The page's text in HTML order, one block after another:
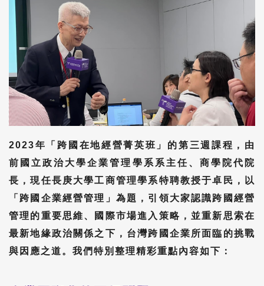
2023年「跨國在地經營菁英班」的第三週課程，由
前國立政治大學企業管理學系系主任、商學院代院
長，現任長庚大學工商管理學系特聘教授于卓民，以
「跨國企業經營管理」為題，引領大家認識跨國經營
管理的重要思維、國際市場進入策略，並重新思索在
最新地緣政治關係之下，台灣跨國企業所面臨的挑戰
與因應之道。我們特別整理精彩重點內容如下：